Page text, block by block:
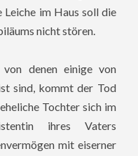
im Haus soll die
nicht stören.
von denen einige von
sind, kommt der Tod
Tochter sich im
ihres Vaters
mit eiserner